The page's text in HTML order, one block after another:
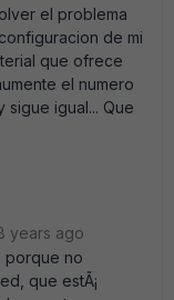
el problema
de mi
que ofrece
el numero
igual... Que
years ago
porque no
que estÃ¡